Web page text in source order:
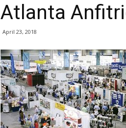
Atlanta
April 23, 2018